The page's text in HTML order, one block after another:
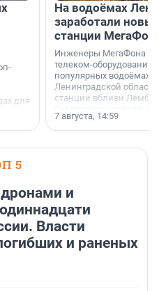
для
На водоёмах
заработали
станции
Инженеры МегаФона
телеком-оборудование
популярных водоёмах
Ленинградской
станции вблизи
недалеко от Большого
водопада.
7 августа, 14:59
5
и
Власти
и раненых